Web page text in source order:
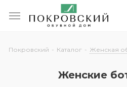
Покровский - Каталог - Женская
Женские